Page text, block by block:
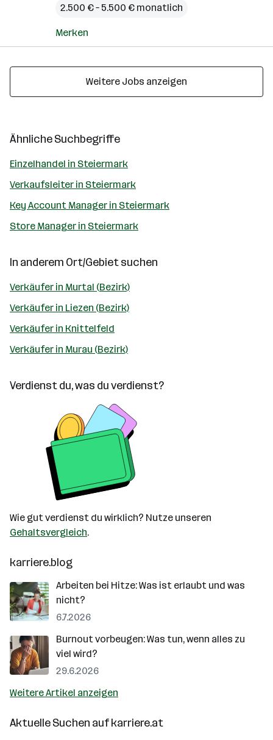
2.500 € – 5.500 € monatlich
Merken
Weitere Jobs anzeigen
Ähnliche Suchbegriffe
Einzelhandel in Steiermark
Verkaufsleiter in Steiermark
Key Account Manager in Steiermark
Store Manager in Steiermark
In anderem Ort/Gebiet suchen
Verkäufer in Murtal (Bezirk)
Verkäufer in Liezen (Bezirk)
Verkäufer in Knittelfeld
Verkäufer in Murau (Bezirk)
Verdienst du, was du verdienst?
Wie gut verdienst du wirklich? Nutze unseren
Gehaltsvergleich.
karriere.blog
Arbeiten bei Hitze: Was ist erlaubt und was
nicht?
6.7.2026
Burnout vorbeugen: Was tun, wenn alles zu
viel wird?
29.6.2026
Weitere Artikel anzeigen
Aktuelle Suchen aufkarriere.at